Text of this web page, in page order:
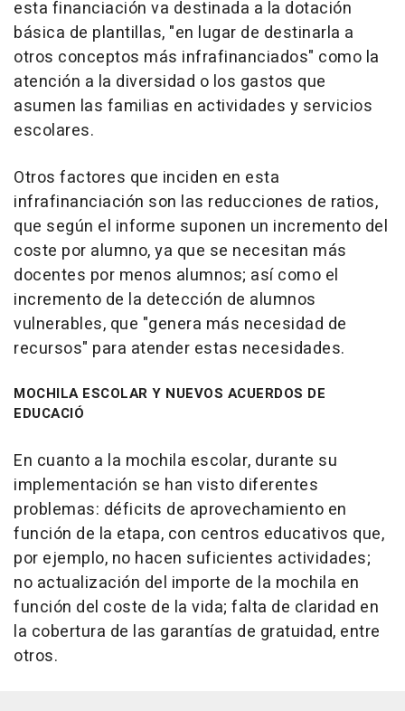
esta financiación va destinada a la dotación
básica de plantillas, "en lugar de destinarla a
otros conceptos más infrafinanciados" como la
atención a la diversidad o los gastos que
asumen las familias en actividades y servicios
escolares.
Otros factores que inciden en esta
infrafinanciación son las reducciones de ratios,
que según el informe suponen un incremento del
coste por alumno, ya que se necesitan más
docentes por menos alumnos; así como el
incremento de la detección de alumnos
vulnerables, que "genera más necesidad de
recursos" para atender estas necesidades.
MOCHILA ESCOLAR Y NUEVOS ACUERDOS DE
EDUCACIÓ
En cuanto a la mochila escolar, durante su
implementación se han visto diferentes
problemas: déficits de aprovechamiento en
función de la etapa, con centros educativos que,
por ejemplo, no hacen suficientes actividades;
no actualización del importe de la mochila en
función del coste de la vida; falta de claridad en
la cobertura de las garantías de gratuidad, entre
otros.